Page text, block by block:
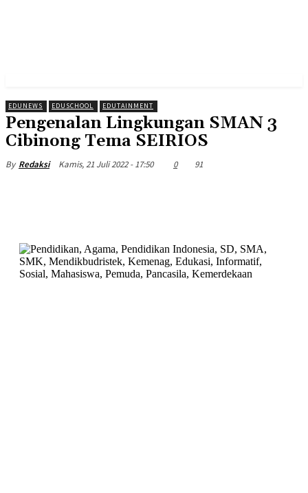
EDUNEWS EDUSCHOOL EDUTAINMENT
Pengenalan Lingkungan SMAN 3
Cibinong Tema SEIRIOS
By Redaksi Kamis, 21 Juli 2022 - 17:50 0 91